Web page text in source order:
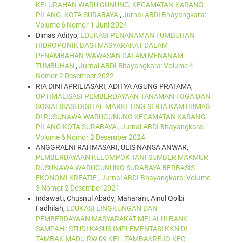
KELURAHAN WARU GUNUNG, KECAMATAN KARANG
PILANG, KOTA SURABAYA, Jurnal ABDI Bhayangkara:
Volume 6 Nomor 1 Juni 2024
Dimas Adityo, EDUKASI PENANAMAN TUMBUHAN
HIDROPONIK BAGI MASYARAKAT DALAM
PENAMBAHAN WAWASAN DALAM MENANAM
TUMBUHAN , Jurnal ABDI Bhayangkara: Volume 4
Nomor 2 Desember 2022
RIA DINI APRILIASARI, ADITYA AGUNG PRATAMA,
OPTIMALISASI PEMBERDAYAAN TANAMAN TOGA DAN
SOSIALISASI DIGITAL MARKETING SERTA KAMTIBMAS
DI RUSUNAWA WARUGUNUNG KECAMATAN KARANG
PILANG KOTA SURABAYA, Jurnal ABDI Bhayangkara:
Volume 6 Nomor 2 Desember 2024
ANGGRAENI RAHMASARI, ULIS NANSA ANWAR,
PEMBERDAYAAN KELOMPOK TANI SUMBER MAKMUR
RUSUNAWA WARUGUNUNG SURABAYA BERBASIS
EKONOMI KREATIF, Jurnal ABDI Bhayangkara: Volume
3 Nomor 2 Desember 2021
Indawati, Chusnul Abady, Maharani, Ainul Qolbi
Fadhilah, EDUKASI LINGKUNGAN DAN
PEMBERDAYAAN MASYARAKAT MELALUI BANK
SAMPAH : STUDI KASUS IMPLEMENTASI KKN DI
TAMBAK MADU RW 09 KEL. TAMBAKREJO KEC.